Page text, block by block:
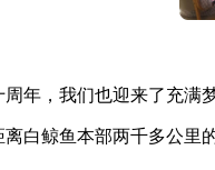
年，我们也迎来了充
白鲸鱼本部两千多公里